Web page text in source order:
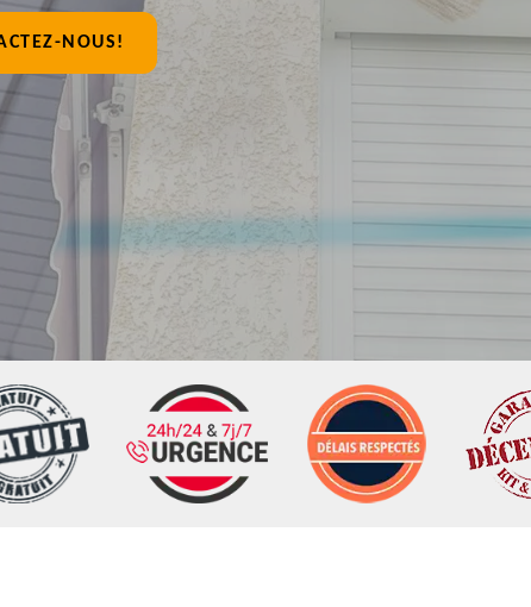
NOUS!